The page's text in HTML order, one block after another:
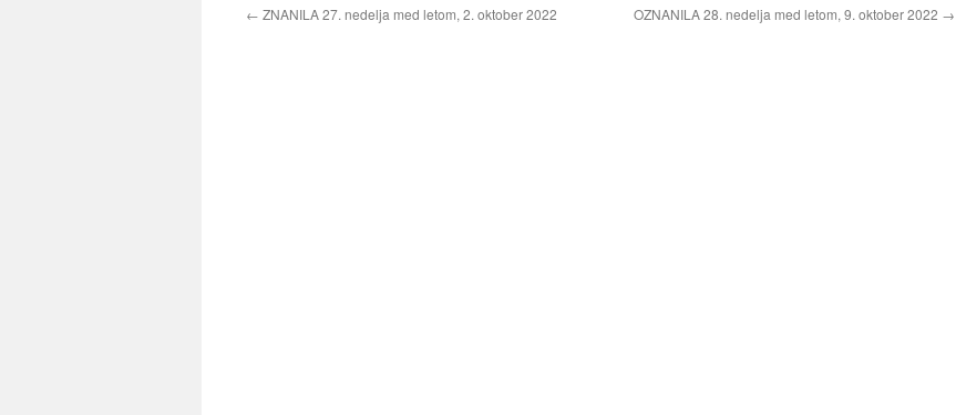
← ZNANILA 27. nedelja med letom, 2. oktober 2022 OZNANILA 28. nedelja med letom, 9. oktober 2022 →